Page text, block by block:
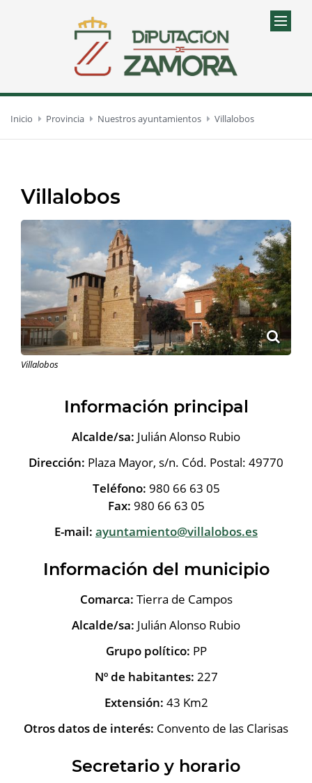
Inicio Provincia Nuestros ayuntamientos Villalobos
Villalobos
Villalobos
Información principal
Alcalde/sa: Julián Alonso Rubio
Dirección: Plaza Mayor, s/n. Cód. Postal: 49770
Teléfono: 980 66 63 05
Fax: 980 66 63 05
E-mail: ayuntamiento@villalobos.es
Información del municipio
Comarca: Tierra de Campos
Alcalde/sa: Julián Alonso Rubio
Grupo político: PP
Nº de habitantes: 227
Extensión: 43 Km2
Otros datos de interés: Convento de las Clarisas
Secretario y horario